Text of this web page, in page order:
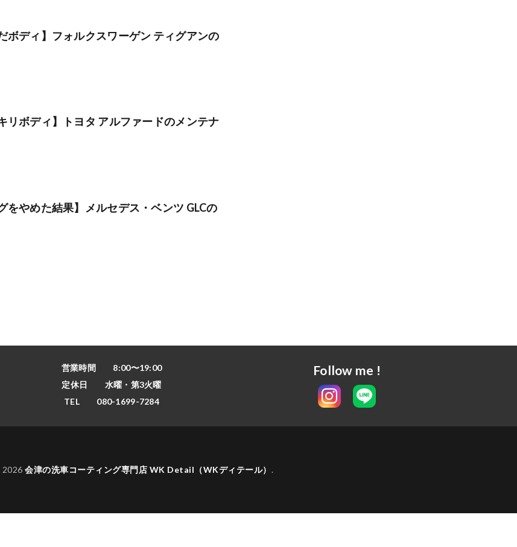
ボディ】フォルクスワーゲン ティグアンの
リボディ】トヨタ アルファードのメンテナ
をやめた結果】メルセデス・ベンツ GLCの
営業時間 8:00〜19:00
定休日 水曜・第3火曜
TEL 080-1699-7284
Follow me !
2026会津の洗車コーティング専門店 WK Detail（WKディテール） .